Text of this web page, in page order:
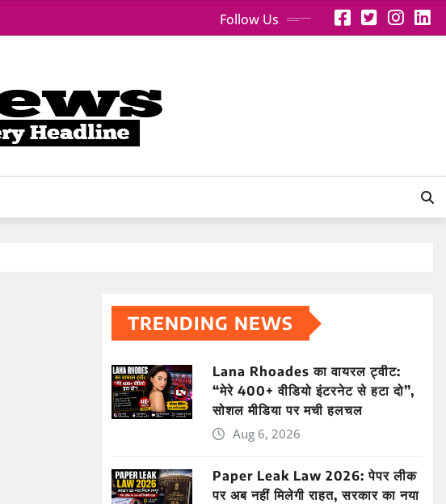
Follow Us
TRENDING NEWS
Lana Rhoades का वायरल ट्वीट:
“मेरे 400+ वीडियो इंटरनेट से हटा दो”,
सोशल मीडिया पर मची हलचल
Aug 6, 2026
Paper Leak Law 2026: पेपर लीक
पर अब नहीं मिलेगी राहत, सरकार का नया